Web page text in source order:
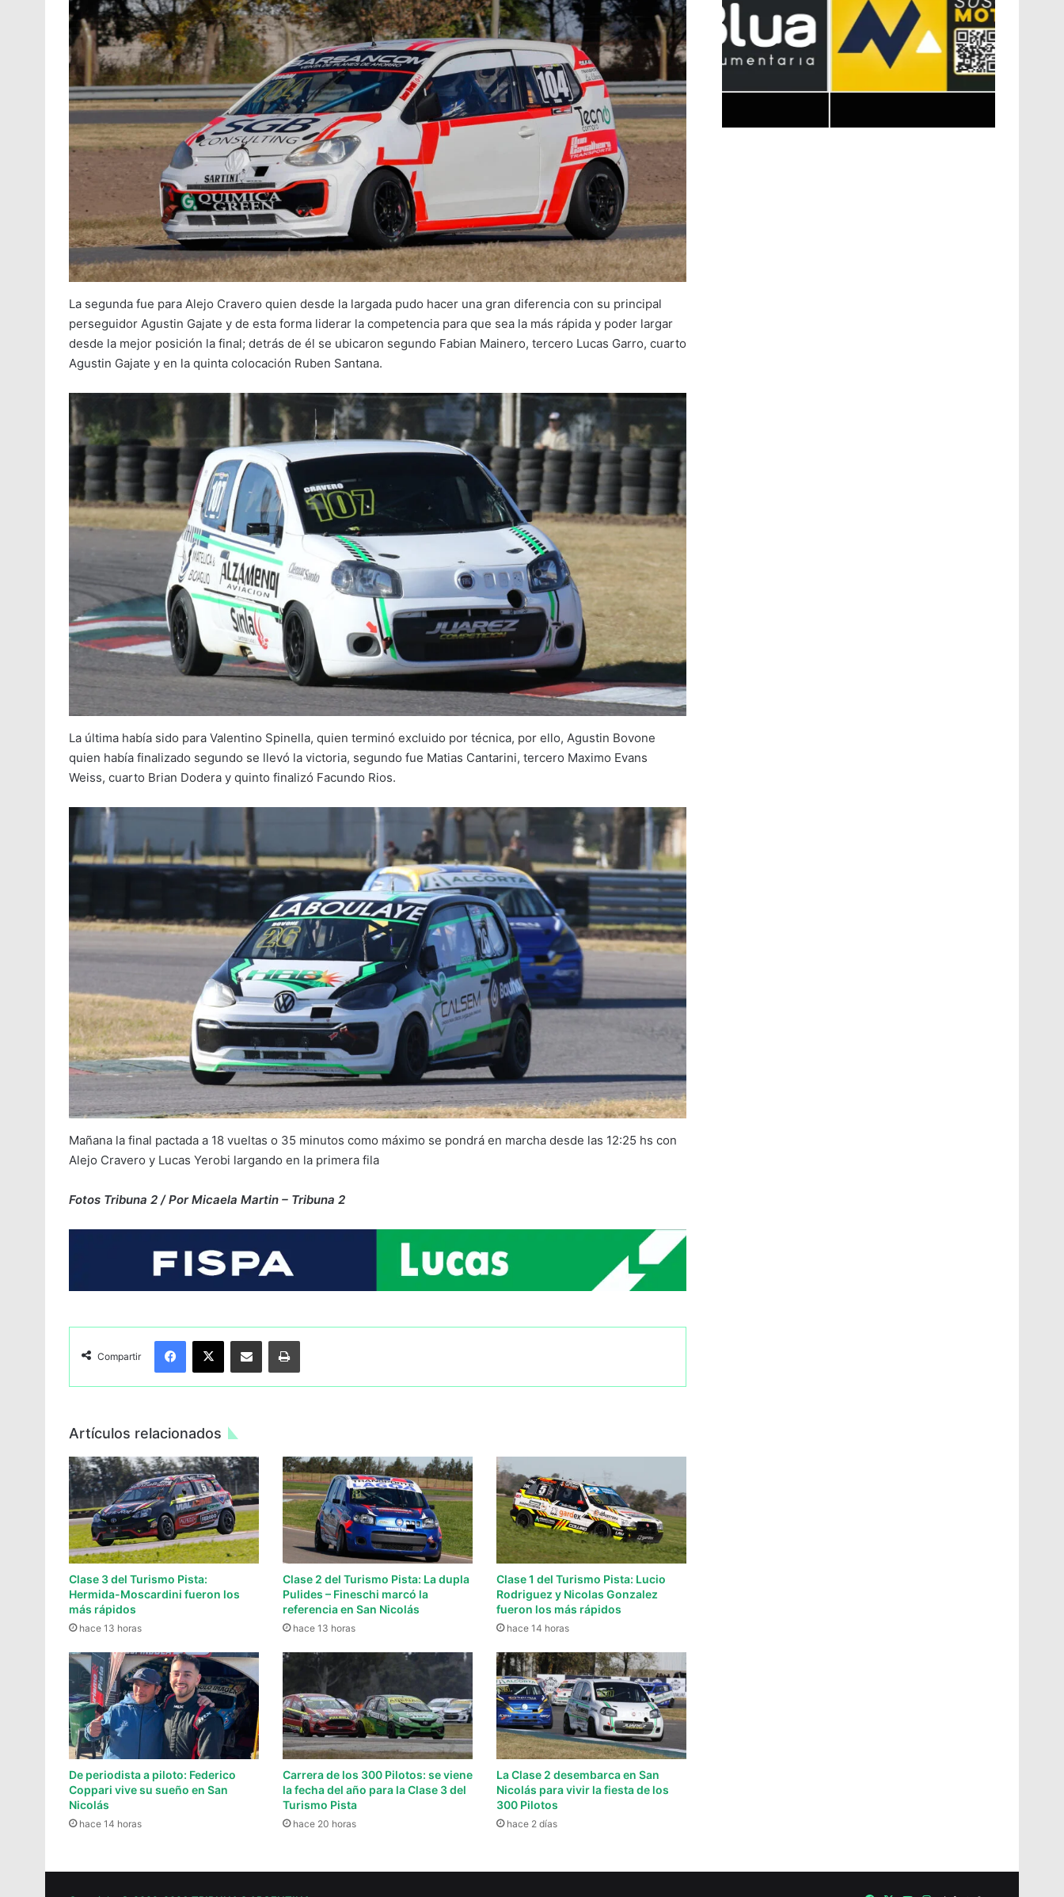
La segunda fue para Alejo Cravero quien desde la largada pudo hacer una gran diferencia con su principal
perseguidor Agustin Gajate y de esta forma liderar la competencia para que sea la más rápida y poder largar
desde la mejor posición la final; detrás de él se ubicaron segundo Fabian Mainero, tercero Lucas Garro, cuarto
Agustin Gajate y en la quinta colocación Ruben Santana.
La última había sido para Valentino Spinella, quien terminó excluido por técnica, por ello, Agustin Bovone
quien había finalizado segundo se llevó la victoria, segundo fue Matias Cantarini, tercero Maximo Evans
Weiss, cuarto Brian Dodera y quinto finalizó Facundo Rios.
Mañana la final pactada a 18 vueltas o 35 minutos como máximo se pondrá en marcha desde las 12:25 hs con
Alejo Cravero y Lucas Yerobi largando en la primera fila
Fotos Tribuna 2 / Por Micaela Martin – Tribuna 2
Compartir
Facebook
X Compartir por Email Imprimir
Artículos relacionados
Clase 3 del Turismo Pista:
Hermida-Moscardini fueron los
más rápidos
hace 13 horas
Clase 2 del Turismo Pista: La dupla
Pulides – Fineschi marcó la
referencia en San Nicolás
hace 13 horas
Clase 1 del Turismo Pista: Lucio
Rodriguez y Nicolas Gonzalez
fueron los más rápidos
hace 14 horas
De periodista a piloto: Federico
Coppari vive su sueño en San
Nicolás
hace 14 horas
Carrera de los 300 Pilotos: se viene
la fecha del año para la Clase 3 del
Turismo Pista
hace 20 horas
La Clase 2 desembarca en San
Nicolás para vivir la fiesta de los
300 Pilotos
hace 2 días